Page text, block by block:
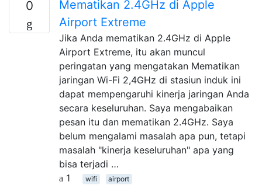
0
Mematikan 2.4GHz di Apple
Airport Extreme
Jika Anda mematikan 2.4GHz di Apple
Airport Extreme, itu akan muncul
peringatan yang mengatakan Mematikan
jaringan Wi-Fi 2,4GHz di stasiun induk ini
dapat mempengaruhi kinerja jaringan Anda
secara keseluruhan. Saya mengabaikan
pesan itu dan mematikan 2.4GHz. Saya
belum mengalami masalah apa pun, tetapi
masalah "kinerja keseluruhan" apa yang
bisa terjadi …
1
wifi airport